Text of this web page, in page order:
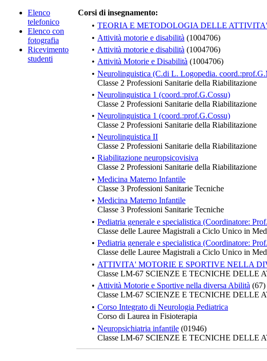
Elenco
telefonico
Elenco con
fotografia
Ricevimento
studenti
Corsi di insegnamento:
• TEORIA E METODOLOGIA DELLE
• Attività motorie e disabilità (1004706)
• Attività motorie e disabilità (1004706)
• Attività Motorie e Disabilità (1004706)
• Neurolinguistica (C.di L. Logopedia.
Classe 2 Professioni Sanitarie della Riabilitazione
• Neurolinguistica 1 (coord.:prof.G.Cossu)
Classe 2 Professioni Sanitarie della Riabilitazione
• Neurolinguistica 1 (coord.:prof.G.Cossu)
Classe 2 Professioni Sanitarie della Riabilitazione
• Neurolinguistica II
Classe 2 Professioni Sanitarie della Riabilitazione
• Riabilitazione neuropsicovisiva
Classe 2 Professioni Sanitarie della Riabilitazione
• Medicina Materno Infantile
Classe 3 Professioni Sanitarie Tecniche
• Medicina Materno Infantile
Classe 3 Professioni Sanitarie Tecniche
• Pediatria generale e specialistica (Coordinatore:
Classe delle Lauree Magistrali a Ciclo Unico in
• Pediatria generale e specialistica (Coordinatore:
Classe delle Lauree Magistrali a Ciclo Unico in
• ATTIVITA' MOTORIE E SPORTIVE NELLA
Classe LM-67 SCIENZE E TECNICHE
• Attività Motorie e Sportive nella diversa Abilità (67)
Classe LM-67 SCIENZE E TECNICHE
• Corso Integrato di Neurologia Pediatrica
Corso di Laurea in Fisioterapia
• Neuropsichiatria infantile (01946)
Classe LM-67 SCIENZE E TECNICHE